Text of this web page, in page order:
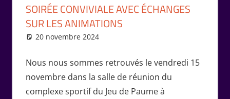
SOIRÉE CONVIVIALE AVEC ÉCHANGES
SUR LES ANIMATIONS
20 novembre 2024
Nous nous sommes retrouvés le vendredi 15
novembre dans la salle de réunion du
complexe sportif du Jeu de Paume à